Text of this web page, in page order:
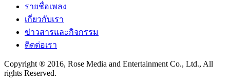
รายชื่อเพลง
เกี่ยวกับเรา
ข่าวสารและกิจกรรม
ติดต่อเรา
Copyright ® 2016, Rose Media and Entertainment Co., Ltd., All
rights Reserved.